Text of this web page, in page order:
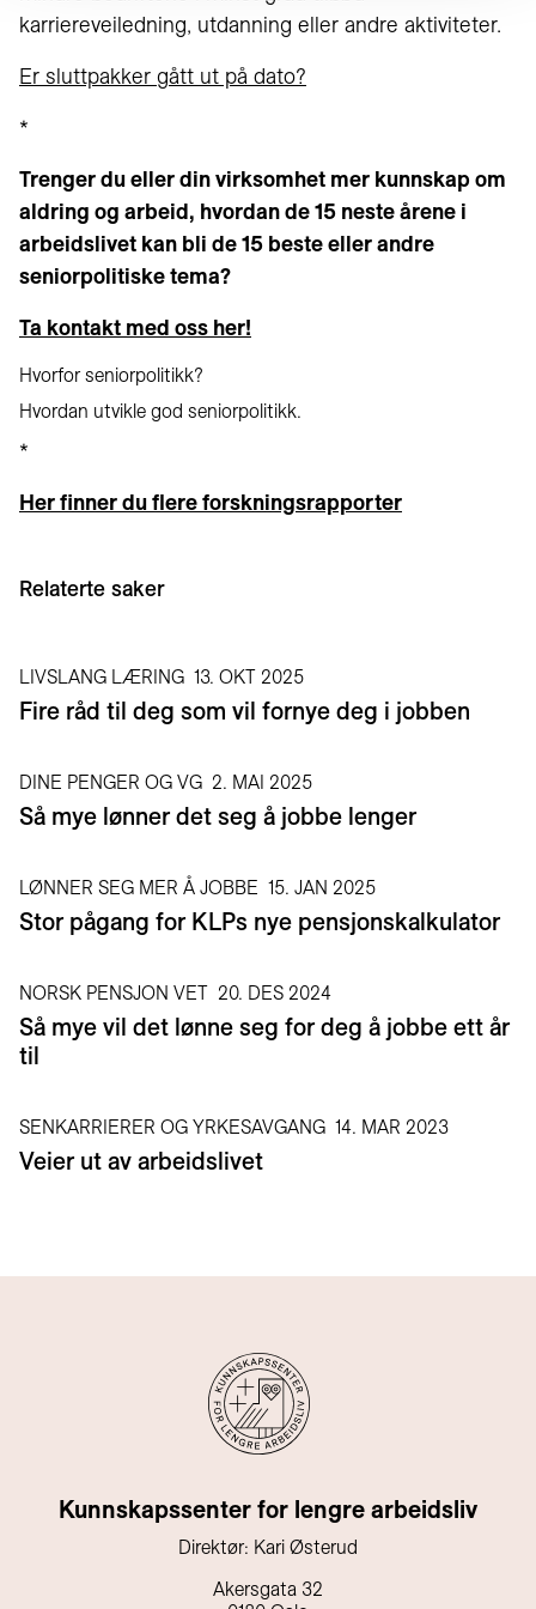
karriereveiledning, utdanning eller andre aktiviteter.
Er sluttpakker gått ut på dato?
*
Trenger du eller din virksomhet mer kunnskap om
aldring og arbeid, hvordan de 15 neste årene i
arbeidslivet kan bli de 15 beste eller andre
seniorpolitiske tema?
Ta kontakt med oss her!
Hvorfor seniorpolitikk?
Hvordan utvikle god seniorpolitikk.
*
Her finner du flere forskningsrapporter
Relaterte saker
LIVSLANG LÆRING 13. OKT 2025
Fire råd til deg som vil fornye deg i jobben
DINE PENGER OG VG 2. MAI 2025
Så mye lønner det seg å jobbe lenger
LØNNER SEG MER Å JOBBE 15. JAN 2025
Stor pågang for KLPs nye pensjonskalkulator
NORSK PENSJON VET 20. DES 2024
Så mye vil det lønne seg for deg å jobbe ett år
til
SENKARRIERER OG YRKESAVGANG 14. MAR 2023
Veier ut av arbeidslivet
Kunnskapssenter for lengre arbeidsliv
Direktør: Kari Østerud
Akersgata 32